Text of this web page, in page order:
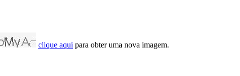
clique aqui para obter uma nova imagem.